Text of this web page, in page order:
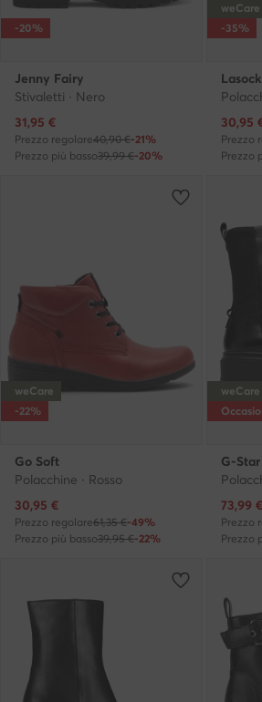
-20%
Jenny Fairy
Stivaletti · Nero
Prezzo attuale
31,95 €
Prezzo regolare40,90 €-21%
Prezzo più basso39,99 €-20%
weCare
-35%
30,95
Prezzo
Prezzo
weCare
-22%
Go Soft
Polacchine · Rosso
Prezzo attuale
30,95 €
Prezzo regolare61,35 €-49%
Prezzo più basso39,95 €-22%
weCare
G-
Prezzo
73,99 €
Prezzo
Prezzo